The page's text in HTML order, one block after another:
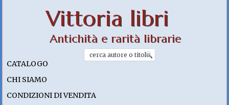
Vittoria libri
Antichità e rarità librarie
CATALOGO
CHI SIAMO
CONDIZIONI DI VENDITA